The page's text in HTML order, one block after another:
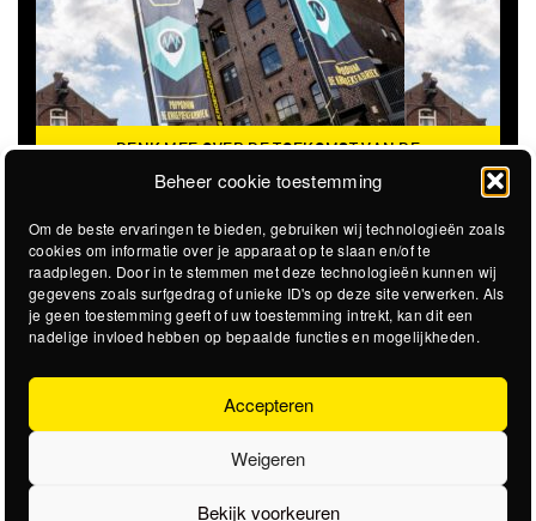
Beheer cookie toestemming
Om de beste ervaringen te bieden, gebruiken wij technologieën zoals
cookies om informatie over je apparaat op te slaan en/of te
raadplegen. Door in te stemmen met deze technologieën kunnen wij
gegevens zoals surfgedrag of unieke ID's op deze site verwerken. Als
je geen toestemming geeft of uw toestemming intrekt, kan dit een
nadelige invloed hebben op bepaalde functies en mogelijkheden.
Accepteren
Weigeren
Bekijk voorkeuren
DENK MEE OVER DE TOEKOMST VAN DE
KROEPOEKFABRIEK